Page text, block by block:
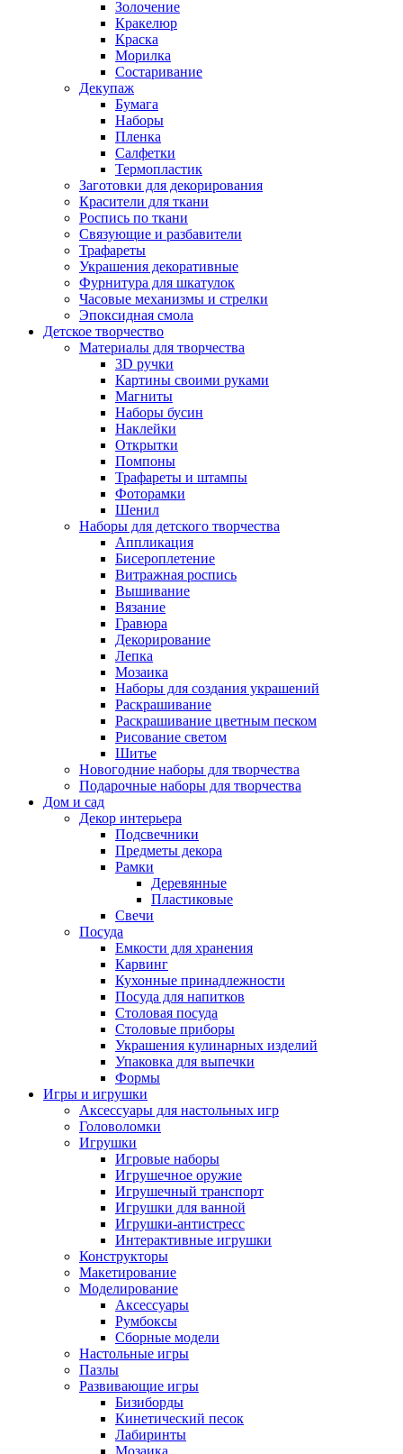
Золочение
Кракелюр
Краска
Морилка
Состаривание
Декупаж
Бумага
Наборы
Пленка
Салфетки
Термопластик
Заготовки для декорирования
Красители для ткани
Роспись по ткани
Связующие и разбавители
Трафареты
Украшения декоративные
Фурнитура для шкатулок
Часовые механизмы и стрелки
Эпоксидная смола
Детское творчество
Материалы для творчества
3D ручки
Картины своими руками
Магниты
Наборы бусин
Наклейки
Открытки
Помпоны
Трафареты и штампы
Фоторамки
Шенил
Наборы для детского творчества
Аппликация
Бисероплетение
Витражная роспись
Вышивание
Вязание
Гравюра
Декорирование
Лепка
Мозаика
Наборы для создания украшений
Раскрашивание
Раскрашивание цветным песком
Рисование светом
Шитье
Новогодние наборы для творчества
Подарочные наборы для творчества
Дом и сад
Декор интерьера
Подсвечники
Предметы декора
Рамки
Деревянные
Пластиковые
Свечи
Посуда
Емкости для хранения
Карвинг
Кухонные принадлежности
Посуда для напитков
Столовая посуда
Столовые приборы
Украшения кулинарных изделий
Упаковка для выпечки
Формы
Игры и игрушки
Аксессуары для настольных игр
Головоломки
Игрушки
Игровые наборы
Игрушечное оружие
Игрушечный транспорт
Игрушки для ванной
Игрушки-антистресс
Интерактивные игрушки
Конструкторы
Макетирование
Моделирование
Аксессуары
Румбоксы
Сборные модели
Настольные игры
Пазлы
Развивающие игры
Бизиборды
Кинетический песок
Лабиринты
Мозаика